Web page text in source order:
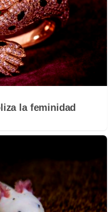
la feminidad